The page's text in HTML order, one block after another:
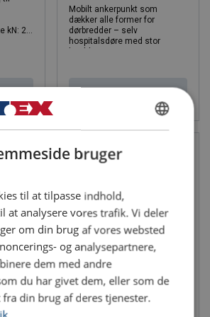
26 - 26
Mobilt ankerpunkt som
dækker alle former for
dørbredder – selv
hospitalsdøre med stor
Beamtac
Flytbar fastgørelsesklemme
DANISH
ENGLISH TRANSLATION
bruger
til at tilpasse indhold,
at analysere vores trafik. Vi deler
om din brug af vores websted
og analysepartnere,
dem med andre
du har givet dem, eller som de
din brug af deres tjenester.